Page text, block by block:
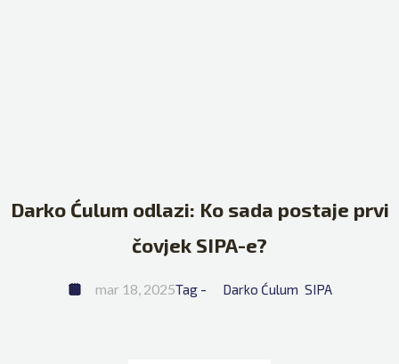
Darko Ćulum odlazi: Ko sada postaje prvi
čovjek SIPA-e?
mar 18, 2025Tag - Darko Ćulum SIPA